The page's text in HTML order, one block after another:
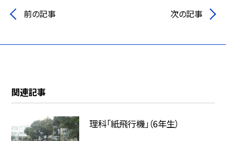
前の記事 次の記事
関連記事
理科「紙飛行機」（6年生）